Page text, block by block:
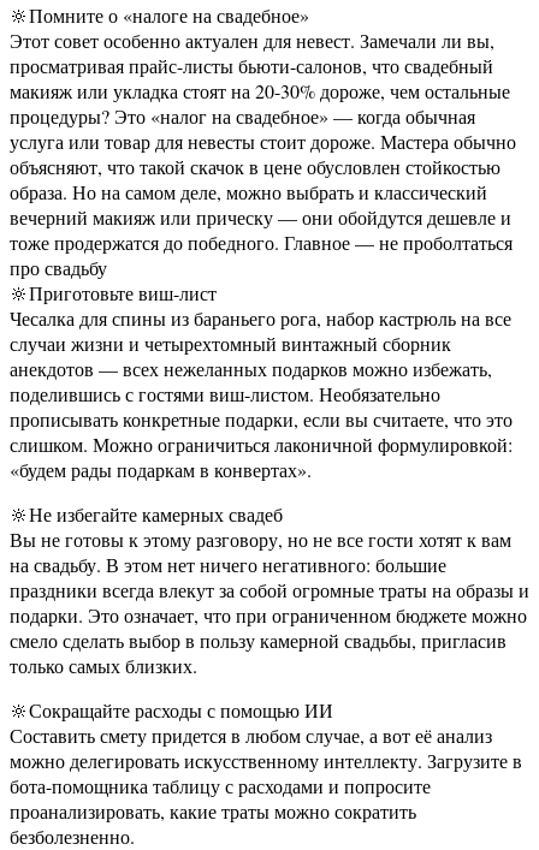
🔆Помните о «налоге на свадебное»‌‎
Этот совет особенно актуален для невест. Замечали ли вы,
просматривая прайс-листы бьюти-салонов, что свадебный
макияж или укладка стоят на 20-30% дороже, чем остальные
процедуры? Это «налог на свадебное» — когда обычная
услуга или товар для невесты стоит дороже. ‌‎Мастера обычно
объясняют, что такой скачок в цене обусловлен стойкостью
образа. Но на самом деле, можно выбрать и классический
вечерний макияж или прическу — они обойдутся дешевле и
тоже продержатся до победного. Главное — не проболтаться
про свадьбу
🔆Приготовьте виш-лист
Чесалка для спины из бараньего рога, набор кастрюль на все
случаи жизни и четырехтомный винтажный сборник
анекдотов — всех нежеланных подарков можно избежать,
поделившись с гостями виш-листом. Необязательно
прописывать конкретные подарки, если вы считаете, что это
слишком. Можно ограничиться лаконичной формулировкой:
«будем рады подаркам в конвертах».
🔆Не избегайте камерных свадеб
Вы не готовы к этому разговору, но не все гости хотят к вам
на свадьбу. В этом нет ничего негативного: большие
праздники всегда влекут за собой огромные траты на образы и
подарки. Это означает, что при ограниченном бюджете можно
смело сделать выбор в пользу камерной свадьбы, пригласив
только самых близких.
🔆Сокращайте расходы с помощью ИИ
Составить смету придется в любом случае, а вот её анализ
можно делегировать искусственному интеллекту. Загрузите в
бота-помощника таблицу с расходами и попросите
проанализировать, какие траты можно сократить
безболезненно.